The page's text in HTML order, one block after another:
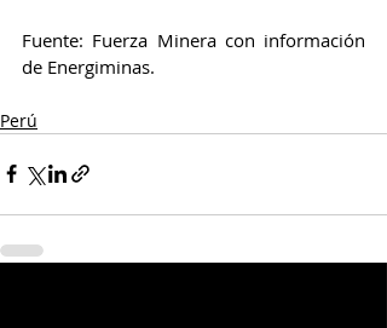
Fuente: Fuerza Minera con información
de Energiminas.
Perú